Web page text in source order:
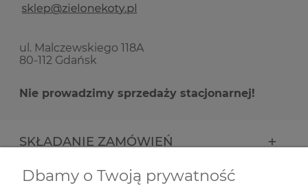
ul. Malczewskiego 118A
80-112 Gdańsk
Nie prowadzimy sprzedaży stacjonarnej!
SKŁADANIE ZAMÓWIEŃ
INFORMACJE
Dbamy o Twoją prywatność